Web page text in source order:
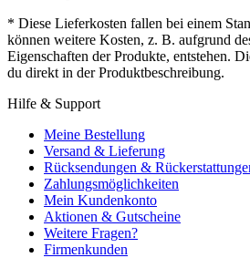
* Diese Lieferkosten fallen bei einem
können weitere Kosten, z. B. aufgrund
Eigenschaften der Produkte, entstehen.
du direkt in der Produktbeschreibung.
Hilfe & Support
Meine Bestellung
Versand & Lieferung
Rücksendungen &
Zahlungsmöglichkeiten
Mein Kundenkonto
Aktionen & Gutscheine
Weitere Fragen?
Firmenkunden